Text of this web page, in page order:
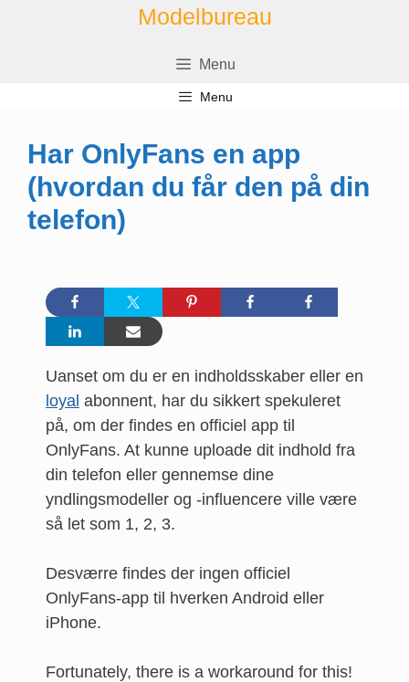
Modelbureau
Menu
Menu
Har OnlyFans en app
(hvordan du får den på din
telefon)
Uanset om du er en indholdsskaber eller en
loyal abonnent, har du sikkert spekuleret
på, om der findes en officiel app til
OnlyFans. At kunne uploade dit indhold fra
din telefon eller gennemse dine
yndlingsmodeller og -influencere ville være
så let som 1, 2, 3.
Desværre findes der ingen officiel
OnlyFans-app til hverken Android eller
iPhone.
Fortunately, there is a workaround for this!